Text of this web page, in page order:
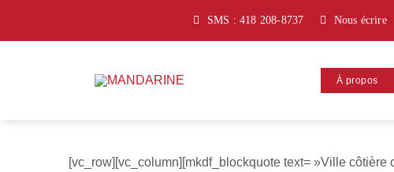
SMS : 418 208-8737 Nous écrire
À propos
[vc_row][vc_column][mkdf_blockquote text= »Ville